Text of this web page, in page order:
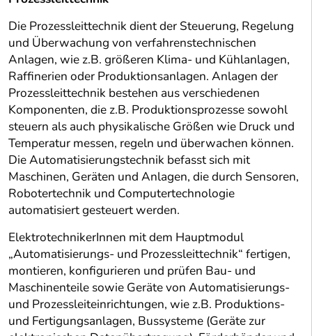
Die Prozessleittechnik dient der Steuerung, Regelung
und Überwachung von verfahrenstechnischen
Anlagen, wie z.B. größeren Klima- und Kühlanlagen,
Raffinerien oder Produktionsanlagen. Anlagen der
Prozessleittechnik bestehen aus verschiedenen
Komponenten, die z.B. Produktionsprozesse sowohl
steuern als auch physikalische Größen wie Druck und
Temperatur messen, regeln und überwachen können.
Die Automatisierungstechnik befasst sich mit
Maschinen, Geräten und Anlagen, die durch Sensoren,
Robotertechnik und Computertechnologie
automatisiert gesteuert werden.
ElektrotechnikerInnen mit dem Hauptmodul
„Automatisierungs- und Prozessleittechnik“ fertigen,
montieren, konfigurieren und prüfen Bau- und
Maschinenteile sowie Geräte von Automatisierungs-
und Prozessleiteinrichtungen, wie z.B. Produktions-
und Fertigungsanlagen, Bussysteme (Geräte zur